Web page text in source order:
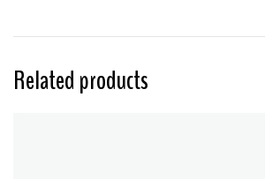
Related products